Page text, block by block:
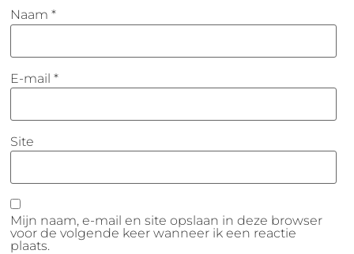
Naam*
E-mail*
Site
Mijn naam, e-mail en site opslaan in deze browser
voor de volgende keer wanneer ik een reactie
plaats.